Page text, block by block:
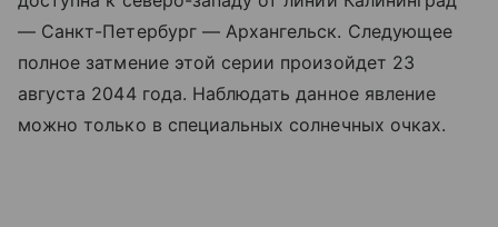
— Санкт-Петербург — Архангельск. Следующее
полное затмение этой серии произойдет 23
августа 2044 года. Наблюдать данное явление
можно только в специальных солнечных очках.